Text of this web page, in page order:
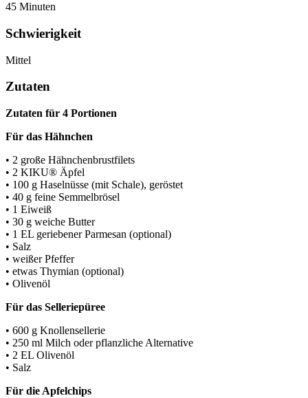
45 Minuten
Schwierigkeit
Mittel
Zutaten
Zutaten für 4 Portionen
Für das Hähnchen
• 2 große Hähnchenbrustfilets
• 2 KIKU® Äpfel
• 100 g Haselnüsse (mit Schale), geröstet
• 40 g feine Semmelbrösel
• 1 Eiweiß
• 30 g weiche Butter
• 1 EL geriebener Parmesan (optional)
• Salz
• weißer Pfeffer
• etwas Thymian (optional)
• Olivenöl
Für das Selleriepüree
• 600 g Knollensellerie
• 250 ml Milch oder pflanzliche Alternative
• 2 EL Olivenöl
• Salz
Für die Apfelchips